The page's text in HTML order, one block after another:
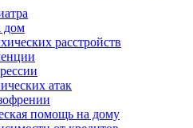
дом
расстройств
атак
помощь на дому